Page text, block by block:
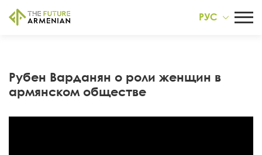
РУС
Рубен Варданян о роли женщин в
армянском обществе